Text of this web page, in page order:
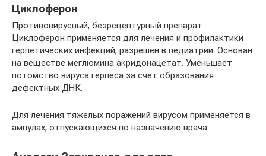
Циклоферон
Противовирусный, безрецептурный препарат
Циклоферон применяется для лечения и профилактики
герпетических инфекций, разрешен в педиатрии. Основан
на веществе меглюмина акридонацетат. Уменьшает
потомство вируса герпеса за счет образования
дефектных ДНК.
Для лечения тяжелых поражений вирусом применяется в
ампулах, отпускающихся по назначению врача.